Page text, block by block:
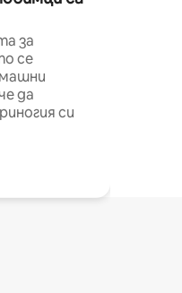
за
се
да
си